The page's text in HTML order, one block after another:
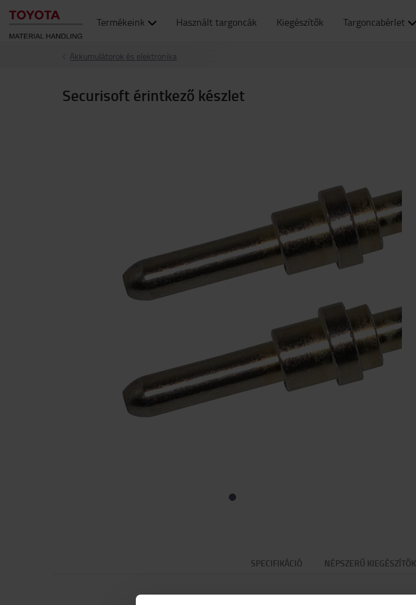
Termékeink Használt targoncák Kiegészítők Targoncabérlet
Akkumulátorok és elektronika
Securisoft érintkező készlet
SPECIFIKÁCIÓ NÉPSZERŰ KIEGÉSZÍTŐK